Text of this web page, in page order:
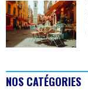
NOS CATÉGORIES